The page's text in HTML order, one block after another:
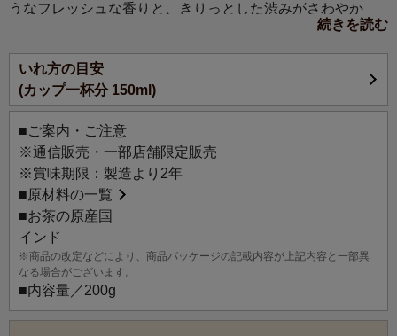
うなフレッシュな香りと、きりっとした渋みがさわやか
な、ダージリンの春摘み茶だけのブレンド。初めての方は
「これが紅茶？」と驚くような軽やかな味わいと淡い水色
が特徴です。春風のようにやさしい風味をお楽しみくださ
い。
続きを読む
いれ方の目安
(カップ一杯分 150ml)
■ご案内・ご注意
※通信販売・一部店舗限定販売
※賞味期限：製造より2年
■原材料の一覧
■お茶の原産国
インド
※商品の改定などにより、商品パッケージの記載内容が上記内容と一部異
なる場合がございます。
■内容量／200g